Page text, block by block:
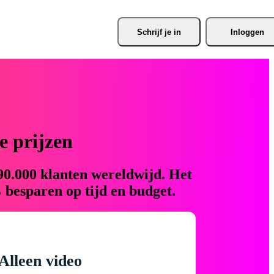
Schrijf je in Inloggen
prijzen
klanten wereldwijd. Het
op tijd en budget.
video